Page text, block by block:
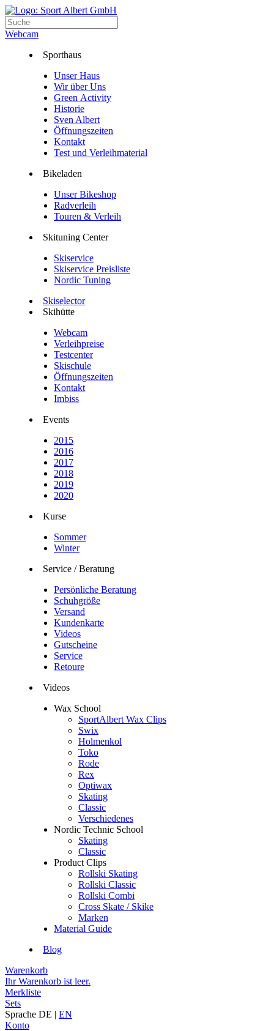
Webcam
Sporthaus
Unser Haus
Wir über Uns
Green Activity
Historie
Sven Albert
Öffnungszeiten
Kontakt
Test und Verleihmaterial
Bikeladen
Unser Bikeshop
Radverleih
Touren & Verleih
Skituning Center
Skiservice
Skiservice Preisliste
Nordic Tuning
Skiselector
Skihütte
Webcam
Verleihpreise
Testcenter
Skischule
Öffnungszeiten
Kontakt
Imbiss
Events
2015
2016
2017
2018
2019
2020
Kurse
Sommer
Winter
Service / Beratung
Persönliche Beratung
Schuhgröße
Versand
Kundenkarte
Videos
Gutscheine
Service
Retoure
Videos
Wax School
SportAlbert Wax Clips
Swix
Holmenkol
Toko
Rode
Rex
Optiwax
Skating
Classic
Verschiedenes
Nordic Technic School
Skating
Classic
Product Clips
Rollski Skating
Rollski Classic
Rollski Combi
Cross Skate / Skike
Marken
Material Guide
Blog
Warenkorb
Ihr Warenkorb ist leer.
Merkliste
Sets
Sprache DE | EN
Konto